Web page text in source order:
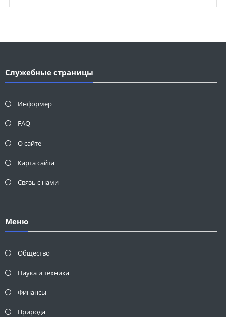
Служебные страницы
Информер
FAQ
О сайте
Карта сайта
Связь с нами
Меню
Общество
Наука и техника
Финансы
Природа